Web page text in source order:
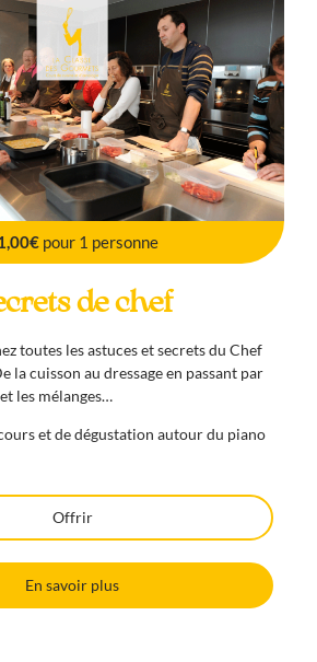
pour 1 personne
de chef
toutes les astuces et secrets du Chef
la cuisson au dressage en passant par
les mélanges…
et de dégustation autour du piano
Offrir
En savoir plus